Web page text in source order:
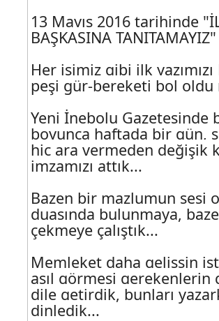
13 Mayıs 2016 tarihinde
BAŞKASINA
Her işimiz gibi ilk
peşi gür-bereketi bol oldu
Yeni İnebolu Gazetesinde
boyunca haftada bir gün,
hiç ara vermeden değişik
imzamızı attık...
Bazen bir mazlumun sesi
duasında bulunmaya,
çekmeye çalıştık...
Memleket daha gelişsin
asıl görmesi gerekenlerin
dile getirdik, bunları
dinledik...